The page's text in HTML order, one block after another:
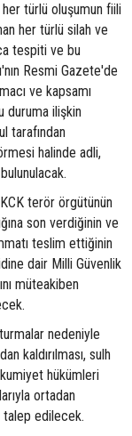
her türlü oluşumun fiili
her türlü silah ve
tespiti ve bu
Resmi Gazete'de
ve kapsamı
duruma ilişkin
tarafından
halinde adli,
terör örgütünün
son verdiğinin ve
teslim ettiğinin
dair Milli Güvenlik
müteakiben
nedeniyle
kaldırılması, sulh
hükümleri
ortadan
talep edilecek.